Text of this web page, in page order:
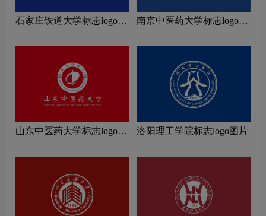
石家庄铁道大学标志logo图
南京中医药大学标志logo图
山东中医药大学标志logo图
洛阳理工学院标志logo图片